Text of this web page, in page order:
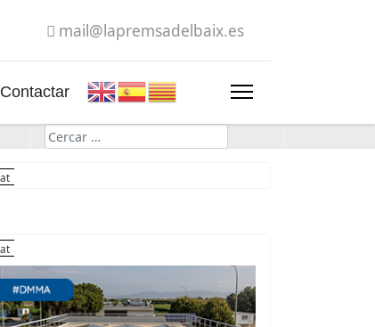
mail@lapremsadelbaix.es
Contactar
Cerca